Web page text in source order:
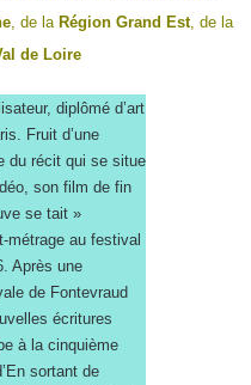
, de la Région Grand Est, de la
de Loire
diplômé d’art
Fruit d’une
du récit qui se situe
son film de fin
se tait »
métrage au festival
Après une
de Fontevraud
écritures
à la cinquième
sortant de